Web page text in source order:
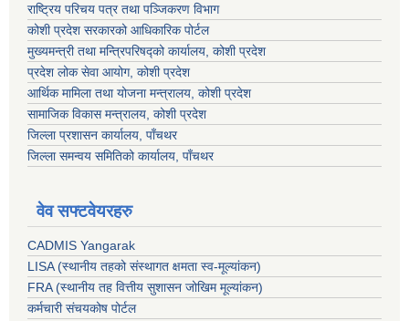
राष्ट्रिय परिचय पत्र तथा पञ्जिकरण विभाग
कोशी प्रदेश सरकारको आधिकारिक पोर्टल
मुख्यमन्त्री तथा मन्त्रिपरिषद्को कार्यालय, कोशी प्रदेश
प्रदेश लोक सेवा आयोग, कोशी प्रदेश
आर्थिक मामिला तथा योजना मन्त्रालय, कोशी प्रदेश
सामाजिक विकास मन्त्रालय, कोशी प्रदेश
जिल्ला प्रशासन कार्यालय, पाँचथर
जिल्ला समन्वय समितिको कार्यालय, पाँचथर
वेव सफ्टवेयरहरु
CADMIS Yangarak
LISA (स्थानीय तहको संस्थागत क्षमता स्व-मूल्यांकन)
FRA (स्थानीय तह वित्तीय सुशासन जोखिम मूल्यांकन)
कर्मचारी संचयकोष पोर्टल